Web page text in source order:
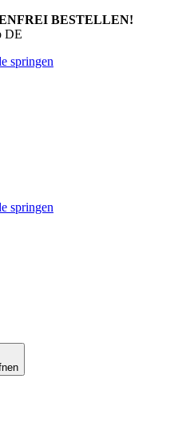
BESTELLEN!
DE
springen
springen